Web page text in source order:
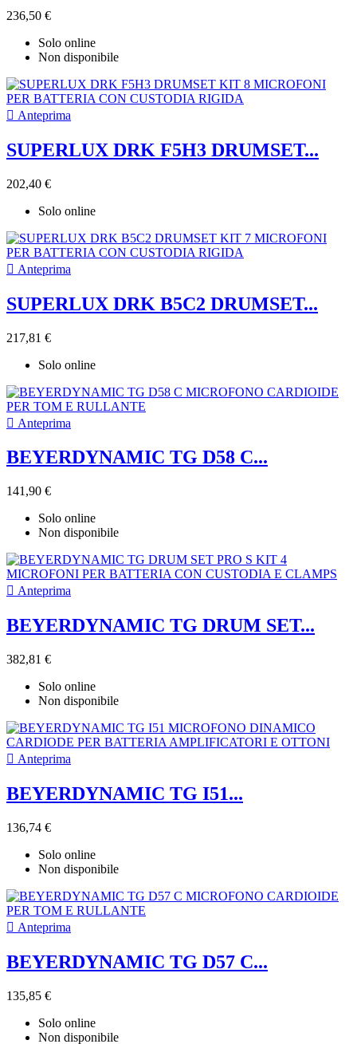
236,50 €
Solo online
Non disponibile
 Anteprima
SUPERLUX DRK F5H3 DRUMSET...
202,40 €
Solo online
 Anteprima
SUPERLUX DRK B5C2 DRUMSET...
217,81 €
Solo online
 Anteprima
BEYERDYNAMIC TG D58 C...
141,90 €
Solo online
Non disponibile
 Anteprima
BEYERDYNAMIC TG DRUM SET...
382,81 €
Solo online
Non disponibile
 Anteprima
BEYERDYNAMIC TG I51...
136,74 €
Solo online
Non disponibile
 Anteprima
BEYERDYNAMIC TG D57 C...
135,85 €
Solo online
Non disponibile